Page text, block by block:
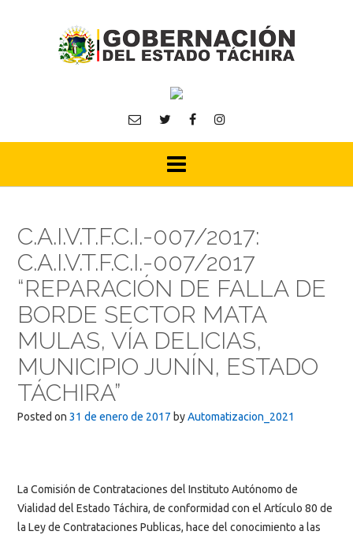
C.A.I.V.T.F.C.I.-007/2017:
C.A.I.V.T.F.C.I.-007/2017
“REPARACIÓN DE FALLA DE
BORDE SECTOR MATA
MULAS, VÍA DELICIAS,
MUNICIPIO JUNÍN, ESTADO
TÁCHIRA”
Posted on 31 de enero de 2017 byAutomatizacion_2021
La Comisión de Contrataciones del Instituto Autónomo de
Vialidad del Estado Táchira, de conformidad con el Artículo 80 de
la Ley de Contrataciones Publicas, hace del conocimiento a las